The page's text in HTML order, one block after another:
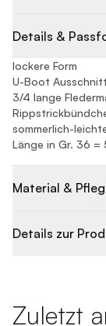
Details &
lockere Form
U-Boot
3/4 lange
sommerlich-
Länge in Gr. 36 =
Material &
Details zur
Zuletzt